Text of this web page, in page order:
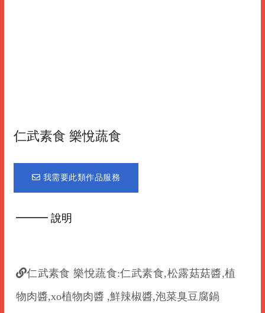
仁武素食 樂悅蔬食
我需要此類作品服務
━━━ 說明
仁武素食 樂悅蔬食:仁武素食,松露菇菇醬,植
物肉醬,xo植物肉醬 ,鮮辣椒醬,泡菜臭豆腐鍋